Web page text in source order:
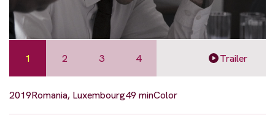
1 2 3 4 Trailer
2019Romania, Luxembourg49 minColor